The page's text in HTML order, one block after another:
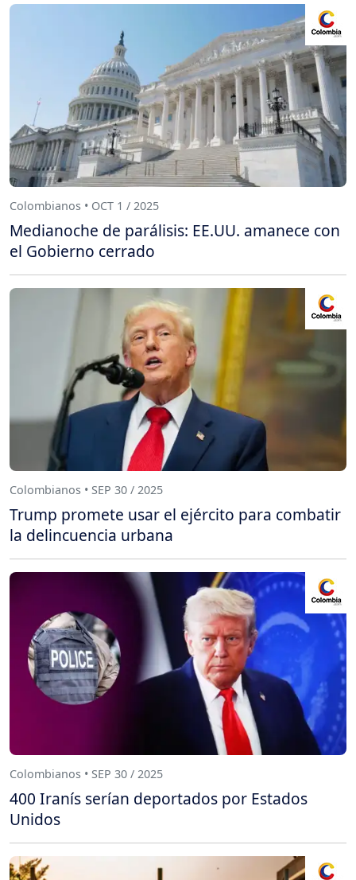
Colombianos • OCT 1 / 2025
Medianoche de parálisis: EE.UU. amanece con
el Gobierno cerrado
Colombianos • SEP 30 / 2025
Trump promete usar el ejército para combatir
la delincuencia urbana
Colombianos • SEP 30 / 2025
400 Iranís serían deportados por Estados
Unidos